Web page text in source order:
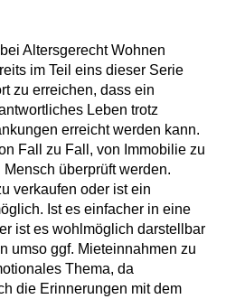
Altersgerecht Wohnen
im Teil eins dieser Serie
zu erreichen, dass ein
Leben trotz
erreicht werden kann.
Fall zu Fall, von Immobilie zu
überprüft werden.
verkaufen oder ist ein
Ist es einfacher in eine
ist es wohlmöglich darstellbar
umso ggf. Mieteinnahmen zu
Thema, da
die Erinnerungen mit dem